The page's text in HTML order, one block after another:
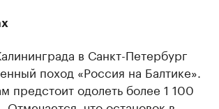
в Санкт-Петербург
поход «Россия на Балтике».
предстоит одолеть более 1 100